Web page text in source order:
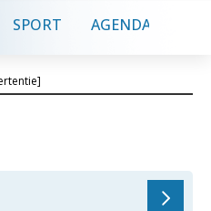
SPORT AGENDA